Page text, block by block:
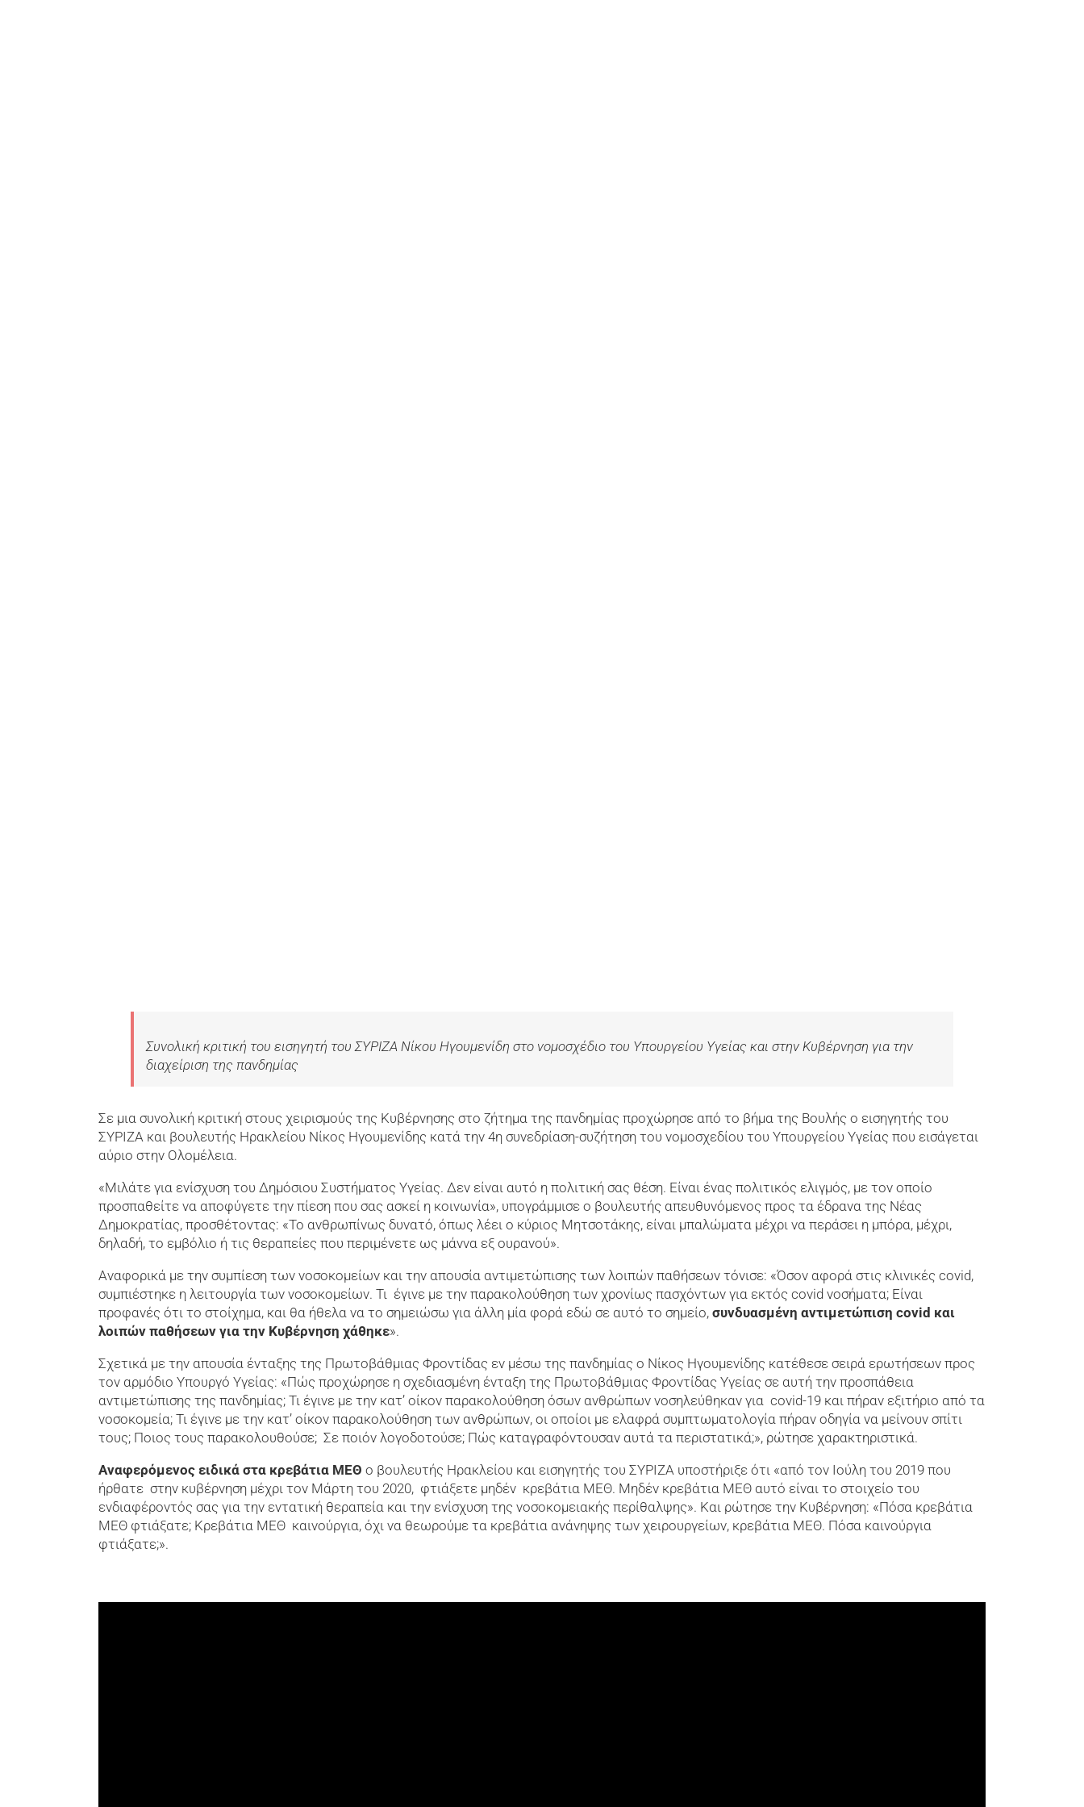
Συνολική κριτική του εισηγητή του ΣΥΡΙΖΑ Νίκου Ηγουμενίδη στο νομοσχέδιο του Υπουργείου Υγείας και στην Κυβέρνηση για την
διαχείριση της πανδημίας
Σε μια συνολική κριτική στους χειρισμούς της Κυβέρνησης στο ζήτημα της πανδημίας προχώρησε από το βήμα της Βουλής ο εισηγητής του
ΣΥΡΙΖΑ και βουλευτής Ηρακλείου Νίκος Ηγουμενίδης κατά την 4η συνεδρίαση-συζήτηση του νομοσχεδίου του Υπουργείου Υγείας που εισάγεται
αύριο στην Ολομέλεια.
«Μιλάτε για ενίσχυση του Δημόσιου Συστήματος Υγείας. Δεν είναι αυτό η πολιτική σας θέση. Είναι ένας πολιτικός ελιγμός, με τον οποίο
προσπαθείτε να αποφύγετε την πίεση που σας ασκεί η κοινωνία», υπογράμμισε ο βουλευτής απευθυνόμενος προς τα έδρανα της Νέας
Δημοκρατίας, προσθέτοντας: «Το ανθρωπίνως δυνατό, όπως λέει ο κύριος Μητσοτάκης, είναι μπαλώματα μέχρι να περάσει η μπόρα, μέχρι,
δηλαδή, το εμβόλιο ή τις θεραπείες που περιμένετε ως μάννα εξ ουρανού».
Αναφορικά με την συμπίεση των νοσοκομείων και την απουσία αντιμετώπισης των λοιπών παθήσεων τόνισε: «Όσον αφορά στις κλινικές covid,
συμπιέστηκε η λειτουργία των νοσοκομείων. Τι έγινε με την παρακολούθηση των χρονίως πασχόντων για εκτός covid νοσήματα; Είναι
προφανές ότι το στοίχημα, και θα ήθελα να το σημειώσω για άλλη μία φορά εδώ σε αυτό το σημείο, συνδυασμένη αντιμετώπιση covid και
λοιπών παθήσεων για την Κυβέρνηση χάθηκε».
Σχετικά με την απουσία ένταξης της Πρωτοβάθμιας Φροντίδας εν μέσω της πανδημίας ο Νίκος Ηγουμενίδης κατέθεσε σειρά ερωτήσεων προς
τον αρμόδιο Υπουργό Υγείας: «Πώς προχώρησε η σχεδιασμένη ένταξη της Πρωτοβάθμιας Φροντίδας Υγείας σε αυτή την προσπάθεια
αντιμετώπισης της πανδημίας; Τι έγινε με την κατ’ οίκον παρακολούθηση όσων ανθρώπων νοσηλεύθηκαν για covid-19 και πήραν εξιτήριο από τα
νοσοκομεία; Τι έγινε με την κατ’ οίκον παρακολούθηση των ανθρώπων, οι οποίοι με ελαφρά συμπτωματολογία πήραν οδηγία να μείνουν σπίτι
τους; Ποιος τους παρακολουθούσε; Σε ποιόν λογοδοτούσε; Πώς καταγραφόντουσαν αυτά τα περιστατικά;», ρώτησε χαρακτηριστικά.
Αναφερόμενος ειδικά στα κρεβάτια ΜΕΘ ο βουλευτής Ηρακλείου και εισηγητής του ΣΥΡΙΖΑ υποστήριξε ότι «από τον Ιούλη του 2019 που
ήρθατε στην κυβέρνηση μέχρι τον Μάρτη του 2020, φτιάξετε μηδέν κρεβάτια ΜΕΘ. Μηδέν κρεβάτια ΜΕΘ αυτό είναι το στοιχείο του
ενδιαφέροντός σας για την εντατική θεραπεία και την ενίσχυση της νοσοκομειακής περίθαλψης». Και ρώτησε την Κυβέρνηση: «Πόσα κρεβάτια
ΜΕΘ φτιάξατε; Κρεβάτια ΜΕΘ καινούργια, όχι να θεωρούμε τα κρεβάτια ανάνηψης των χειρουργείων, κρεβάτια ΜΕΘ. Πόσα καινούργια
φτιάξατε;».